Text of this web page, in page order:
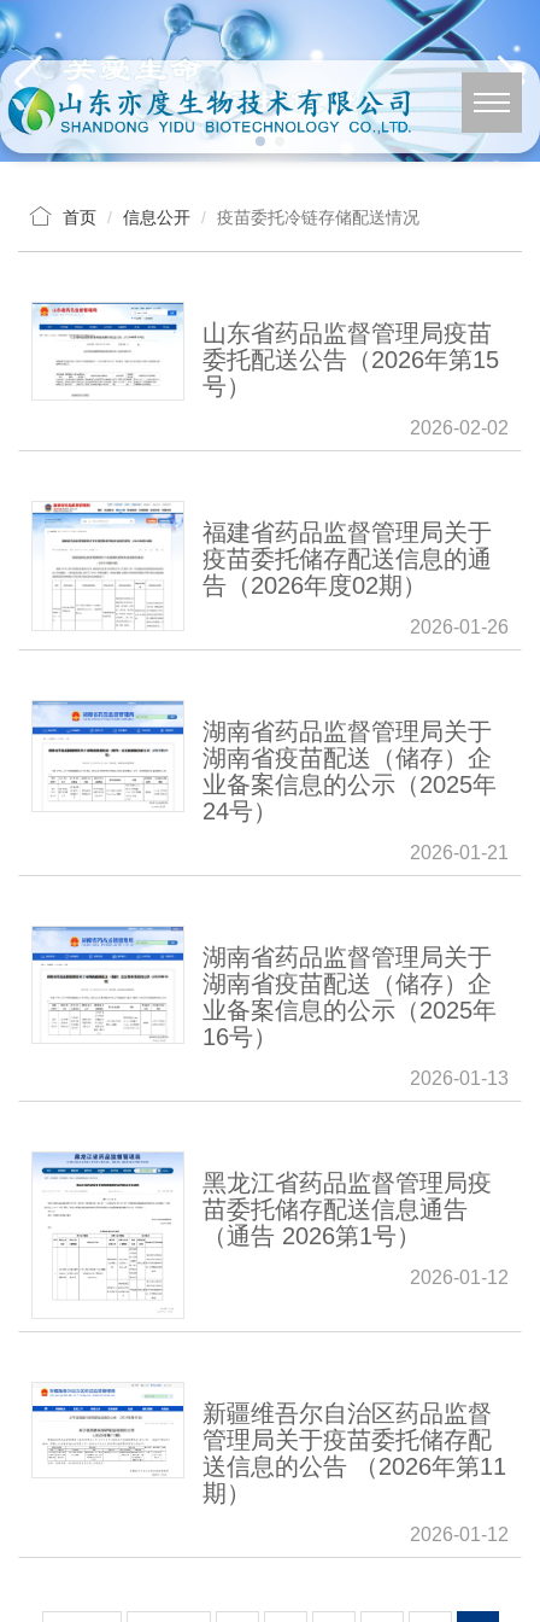
首页 信息公开 疫苗委托冷链存储配送情况
山东省药品监督管理局疫苗
委托配送公告（2026年第15
号）
2026-02-02
福建省药品监督管理局关于
疫苗委托储存配送信息的通
告（2026年度02期）
2026-01-26
湖南省药品监督管理局关于
湖南省疫苗配送（储存）企
业备案信息的公示（2025年
24号）
2026-01-21
湖南省药品监督管理局关于
湖南省疫苗配送（储存）企
业备案信息的公示（2025年
16号）
2026-01-13
黑龙江省药品监督管理局疫
苗委托储存配送信息通告
（通告 2026第1号）
2026-01-12
新疆维吾尔自治区药品监督
管理局关于疫苗委托储存配
送信息的公告 （2026年第11
期）
2026-01-12